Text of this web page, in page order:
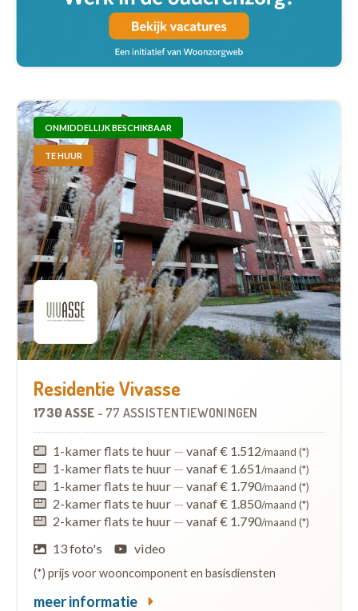
ONMIDDELLIJK BESCHIKBAAR
TE HUUR
Residentie Vivasse
1730 ASSE - 77 ASSISTENTIEWONINGEN
1-kamer flats te huur — vanaf € 1.512/maand (*)
1-kamer flats te huur — vanaf € 1.651/maand (*)
1-kamer flats te huur — vanaf € 1.790/maand (*)
2-kamer flats te huur — vanaf € 1.850/maand (*)
2-kamer flats te huur — vanaf € 1.790/maand (*)
13 foto's video
(*) prijs voor wooncomponent en basisdiensten
meer informatie